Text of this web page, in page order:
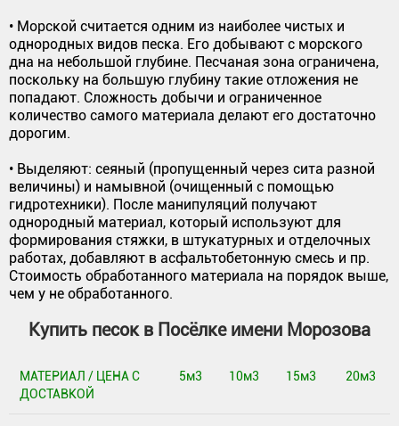
• Морской считается одним из наиболее чистых и
однородных видов песка. Его добывают с морского
дна на небольшой глубине. Песчаная зона ограничена,
поскольку на большую глубину такие отложения не
попадают. Сложность добычи и ограниченное
количество самого материала делают его достаточно
дорогим.
• Выделяют: сеяный (пропущенный через сита разной
величины) и намывной (очищенный с помощью
гидротехники). После манипуляций получают
однородный материал, который используют для
формирования стяжки, в штукатурных и отделочных
работах, добавляют в асфальтобетонную смесь и пр.
Стоимость обработанного материала на порядок выше,
чем у не обработанного.
Купить песок в Посёлке имени Морозова
МАТЕРИАЛ / ЦЕНА С
ДОСТАВКОЙ
5м3 10м3 15м3 20м3